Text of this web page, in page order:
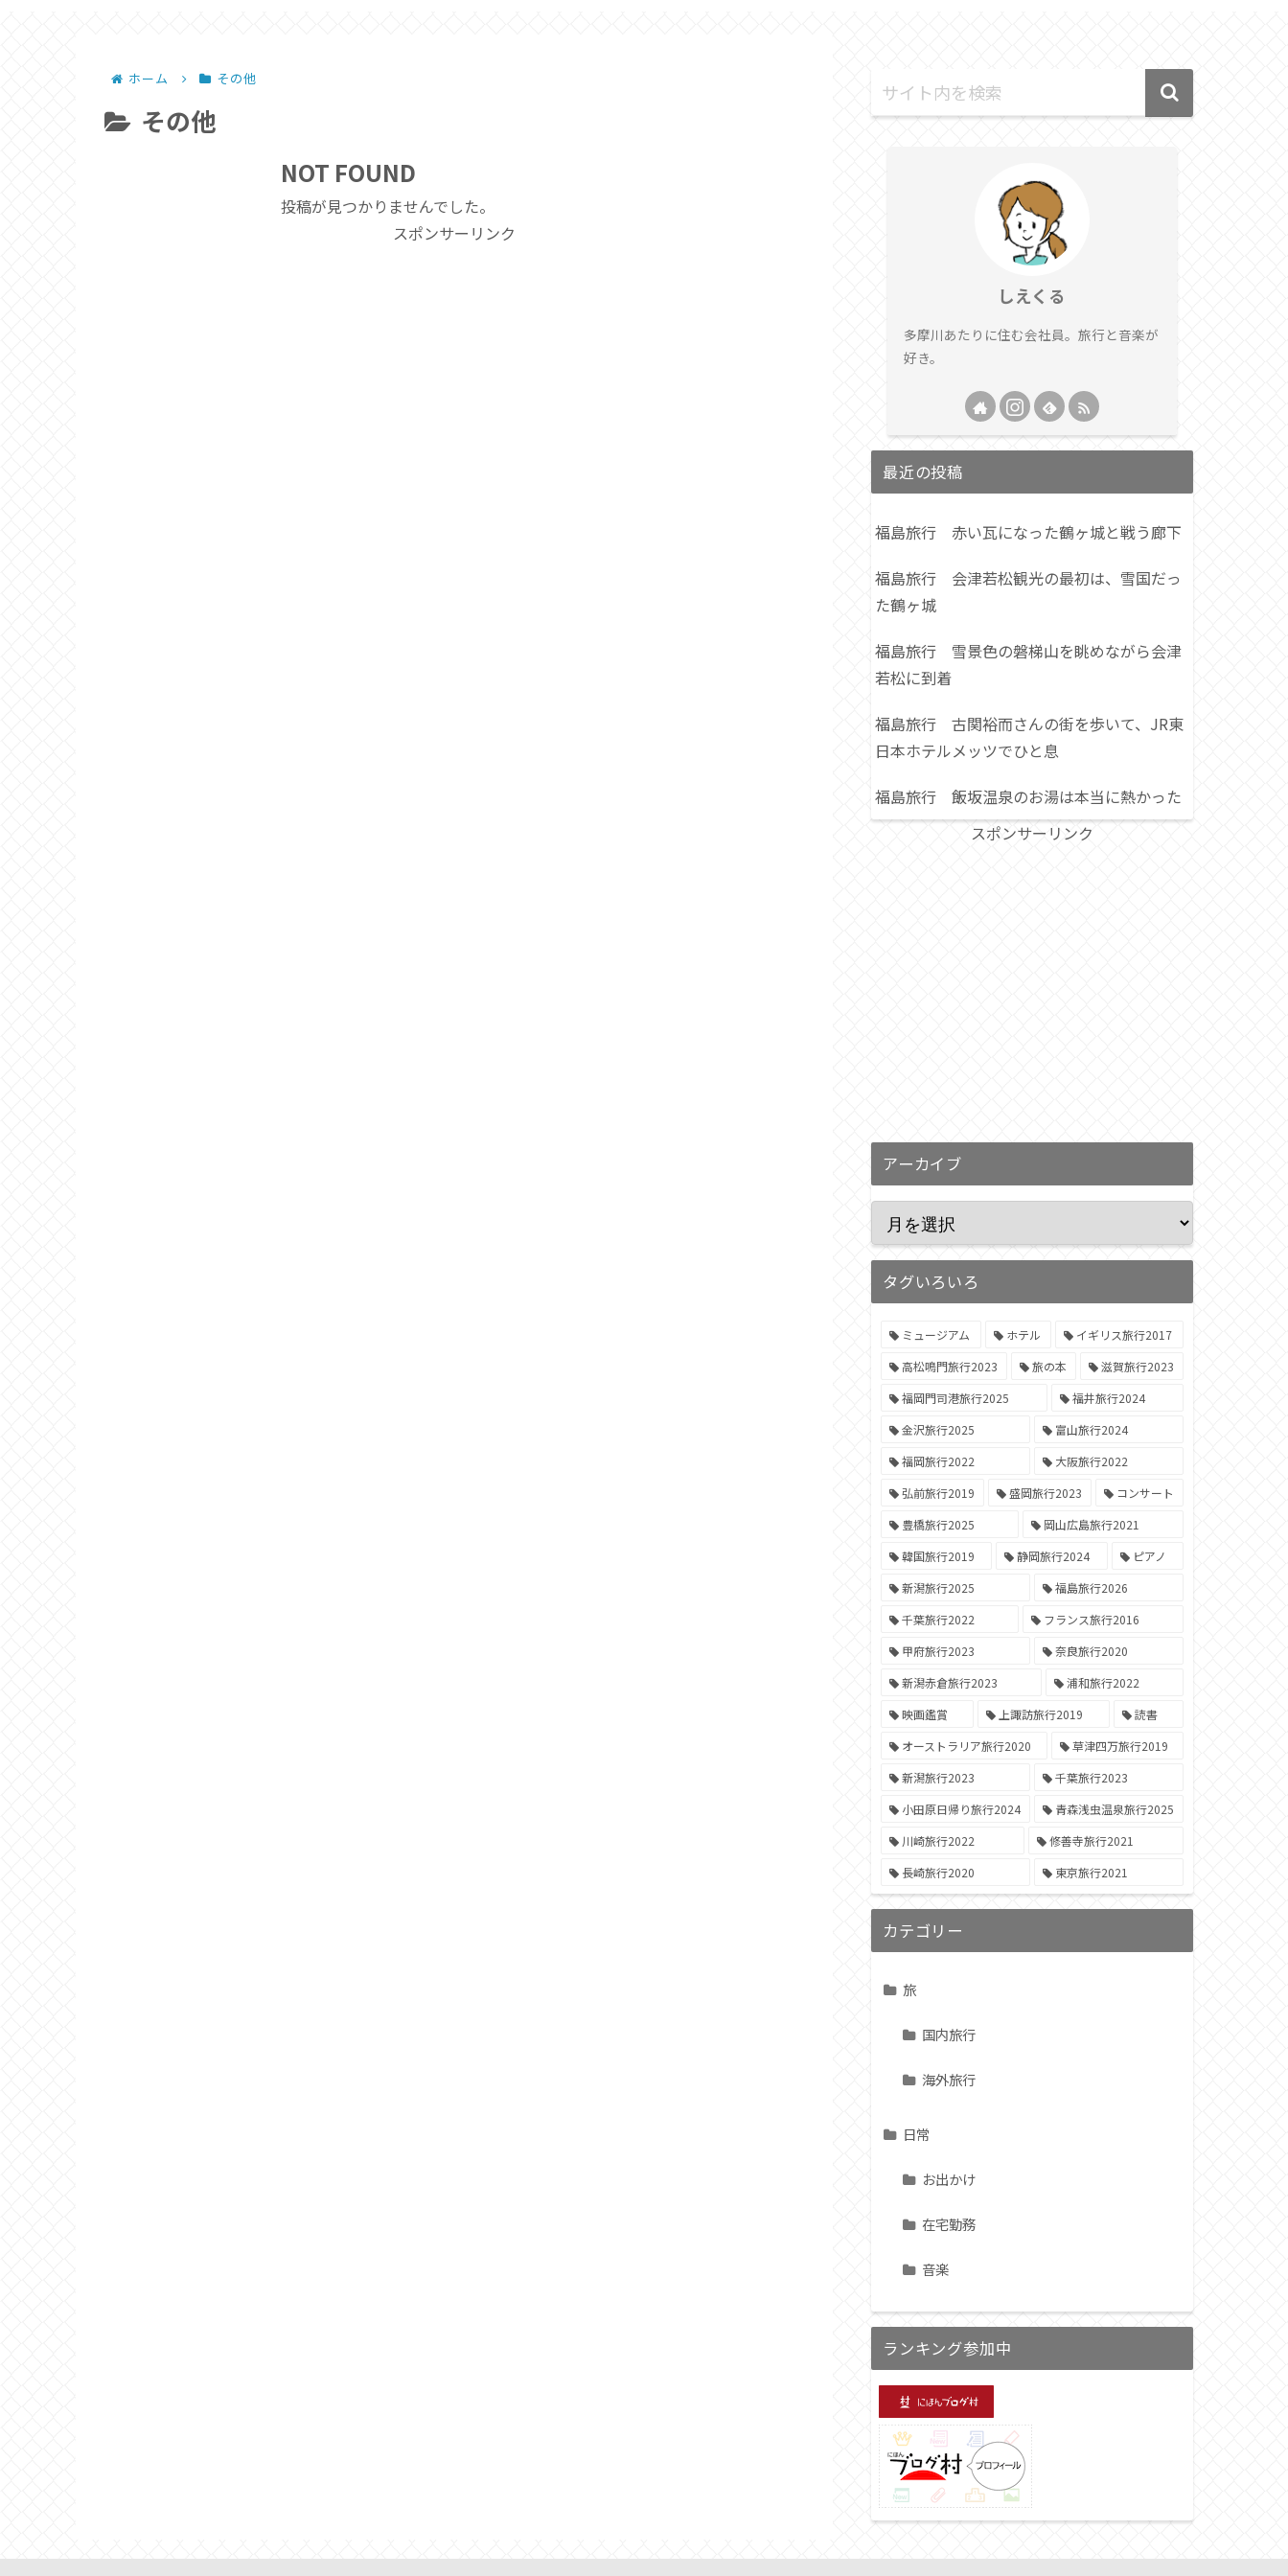
ホーム その他
その他
NOT FOUND
投稿が見つかりませんでした。
スポンサーリンク
しえくる
多摩川あたりに住む会社員。旅行と音楽が
好き。
最近の投稿
福島旅行 赤い瓦になった鶴ヶ城と戦う廊下
福島旅行 会津若松観光の最初は、雪国だっ
た鶴ヶ城
福島旅行 雪景色の磐梯山を眺めながら会津
若松に到着
福島旅行 古関裕而さんの街を歩いて、JR東
日本ホテルメッツでひと息
福島旅行 飯坂温泉のお湯は本当に熱かった
スポンサーリンク
アーカイブ
タグいろいろ
ミュージアム ホテル
イギリス旅行2017
高松鳴門旅行2023
旅の本
滋賀旅行2023
福岡門司港旅行2025
福井旅行2024
金沢旅行2025
富山旅行2024
福岡旅行2022
大阪旅行2022
弘前旅行2019
盛岡旅行2023
コンサート
豊橋旅行2025
岡山広島旅行2021
韓国旅行2019
静岡旅行2024
ピアノ
新潟旅行2025
福島旅行2026
千葉旅行2022
フランス旅行2016
甲府旅行2023
奈良旅行2020
新潟赤倉旅行2023
浦和旅行2022
映画鑑賞
上諏訪旅行2019
読書
オーストラリア旅行2020
草津四万旅行2019
新潟旅行2023
千葉旅行2023
小田原日帰り旅行2024
青森浅虫温泉旅行2025
川崎旅行2022
修善寺旅行2021
長崎旅行2020
東京旅行2021
カテゴリー
旅
国内旅行
海外旅行
日常
お出かけ
在宅勤務
音楽
ランキング参加中